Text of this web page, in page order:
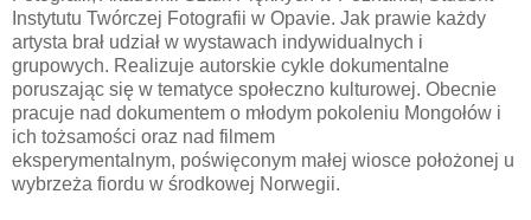
Instytutu Twórczej Fotografii w Opavie. Jak prawie każdy
artysta brał udział w wystawach indywidualnych i
grupowych. Realizuje autorskie cykle dokumentalne
poruszając się w tematyce społeczno kulturowej. Obecnie
pracuje nad dokumentem o młodym pokoleniu Mongołów i
ich tożsamości oraz nad filmem
eksperymentalnym, poświęconym małej wiosce położonej u
wybrzeża fiordu w środkowej Norwegii.